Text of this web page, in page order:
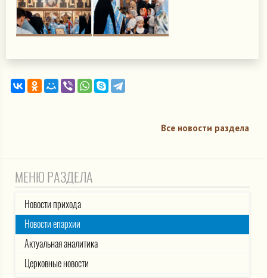
Все новости раздела
МЕНЮ РАЗДЕЛА
Новости прихода
Новости епархии
Актуальная аналитика
Церковные новости